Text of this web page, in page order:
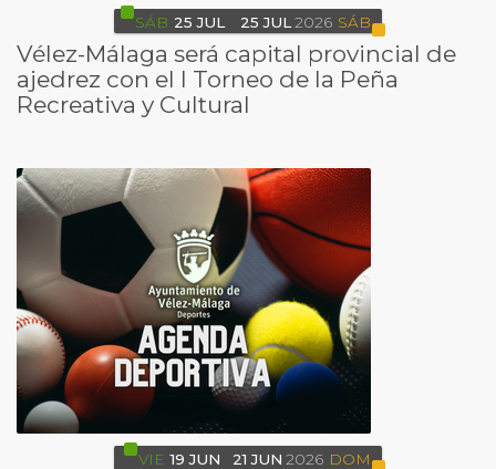
SÁB 25 JUL 25 JUL2026 SÁB
Vélez-Málaga será capital provincial de
ajedrez con el I Torneo de la Peña
Recreativa y Cultural
VIE 19 JUN 21 JUN 2026 DOM